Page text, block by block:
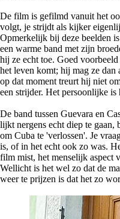
De film is gefilmd vanuit het
volgt, je strijdt als kijker
Opmerkelijk bij deze beelden
een warme band met zijn
hij ze echt toe. Goed
het leven komt; hij mag ze dan
op dat moment treurt hij niet
een strijder. Het persoonlijke is
De band tussen Guevara en
lijkt nergens echt diep te gaan,
om Cuba te 'verlossen'. Je
is, of in het echt ook zo was.
film mist, het menselijk aspect
Wellicht is het wel zo dat de
weer te prijzen is dat het zo